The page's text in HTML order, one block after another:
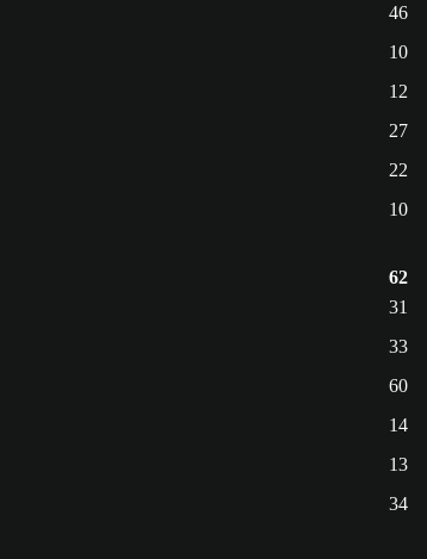
46
10
12
27
22
10
62
31
33
60
14
13
34